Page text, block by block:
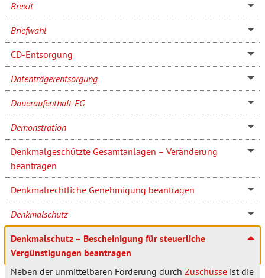
Brexit
Briefwahl
CD-Entsorgung
Datenträgerentsorgung
Daueraufenthalt-EG
Demonstration
Denkmalgeschützte Gesamtanlagen – Veränderung
beantragen
Denkmalrechtliche Genehmigung beantragen
Denkmalschutz
Denkmalschutz – Bescheinigung für steuerliche
Vergünstigungen beantragen
Neben der unmittelbaren Förderung durch Zuschüsseist die